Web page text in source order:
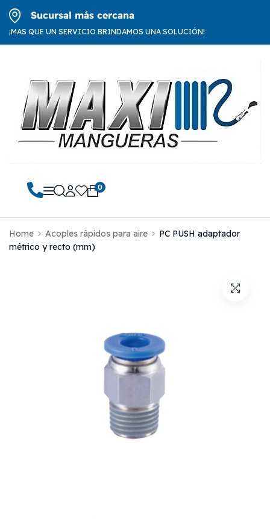
Sucursal más cercana
¡MAS QUE UN SERVICIO BRINDAMOS UNA SOLUCIÓN!
0
Home Acoples rápidos para aire
PC PUSH adaptador
métrico y recto (mm)